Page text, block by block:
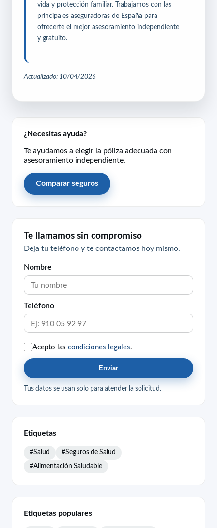
vida y protección familiar. Trabajamos con las
principales aseguradoras de España para
ofrecerte el mejor asesoramiento independiente
y gratuito.
Actualizado: 10/04/2026
¿Necesitas ayuda?
Te ayudamos a elegir la póliza adecuada con
asesoramiento independiente.
Comparar seguros
Te llamamos sin compromiso
Deja tu teléfono y te contactamos hoy mismo.
Nombre
Teléfono
Acepto las condiciones legales
Enviar
Tus datos se usan solo para atender la solicitud.
Etiquetas
#Salud #Seguros de Salud
#Alimentación Saludable
Etiquetas populares